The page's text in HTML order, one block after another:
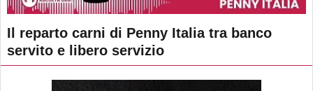
Il reparto carni di Penny Italia tra banco
servito e libero servizio